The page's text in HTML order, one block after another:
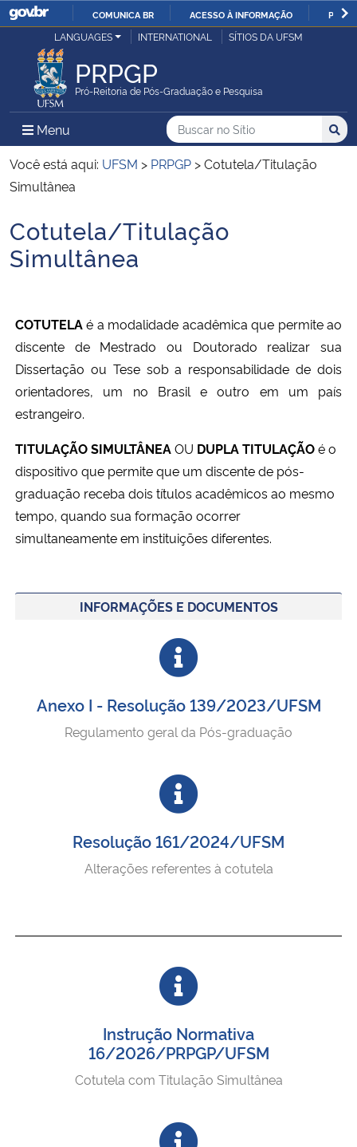
IR
COMUNICA BR ACESSO À INFORMAÇÃO
Ministério da Justiça e Segurança Pública
Ministério da Defesa
Ministério das Relações Exteriores
Ministério da Infraestrutura
Ministério da Educação
Ministério da Cidadania
Ministério da Saúde
Ministério de Minas e Energia
Ministério da Ciência, Tecnologia, Inovações e Comunicações
Ministério do Meio Ambiente
Ministério da Mulher, da Família e dos Direitos Humanos
Gabinete de Segurança Institucional
Advocacia-Geral da União
LANGUAGES INTERNATIONAL SÍTIOS DA UFSM
PRPGP
Pró-Reitoria de Pós-Graduação e Pesquisa
Menu Menu Principal do Sítio
Busca
Buscar no no Sítio
Busca:
Você está aqui: UFSM > PRPGP >Cotutela/Titulação
Simultânea
Início do conteúdo
Cotutela/Titulação
Simultânea
COTUTELAé a modalidade acadêmica que permite ao
discente de Mestrado ou Doutorado realizar sua
Dissertação ou Tese sob a responsabilidade de dois
orientadores, um no Brasil e outro em um país
estrangeiro.
TITULAÇÃO SIMULTÂNEAOU DUPLA TITULAÇÃOé o
dispositivo que permite que um discente de pós-
graduação receba dois títulos acadêmicos ao mesmo
tempo, quando sua formação ocorrer
simultaneamente em instituições diferentes.
INFORMAÇÕES E DOCUMENTOS
Anexo I - Resolução 139/2023/UFSM
Regulamento geral da Pós-graduação
Resolução 161/2024/UFSM
Alterações referentes à cotutela
Instrução Normativa
16/2026/PRPGP/UFSM
Cotutela com Titulação Simultânea